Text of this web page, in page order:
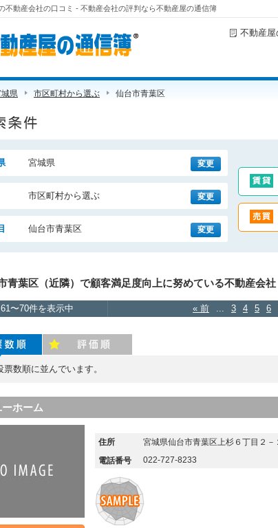
不動産会社の口コミ - 不動産会社の評判なら不動産屋の通信簿
不動産屋
県 市区町村から選ぶ 仙台市青葉区
宮城県 変更
市区町村から選ぶ 変更
仙台市青葉区 変更
賃貸店舗
青葉区（近隣）で顧客満足度向上に努めている不動産会社
〜70件を表示中 « 前 ... 3 4 5 6
票数順に並んでいます。
ーホーム
住所
宮城県仙台市青葉区上杉６丁目２－
電話番号
022-727-8233